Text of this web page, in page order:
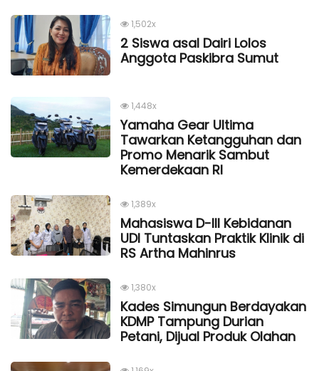
1,502x
2 Siswa asal Dairi Lolos
Anggota Paskibra Sumut
1,448x
Yamaha Gear Ultima
Tawarkan Ketangguhan dan
Promo Menarik Sambut
Kemerdekaan Rl
1,389x
Mahasiswa D-III Kebidanan
UDI Tuntaskan Praktik Klinik di
RS Artha Mahinrus
1,380x
Kades Simungun Berdayakan
KDMP Tampung Durian
Petani, Dijual Produk Olahan